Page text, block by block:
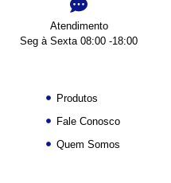
Atendimento
Seg à Sexta 08:00 -18:00
Produtos
Fale Conosco
Quem Somos